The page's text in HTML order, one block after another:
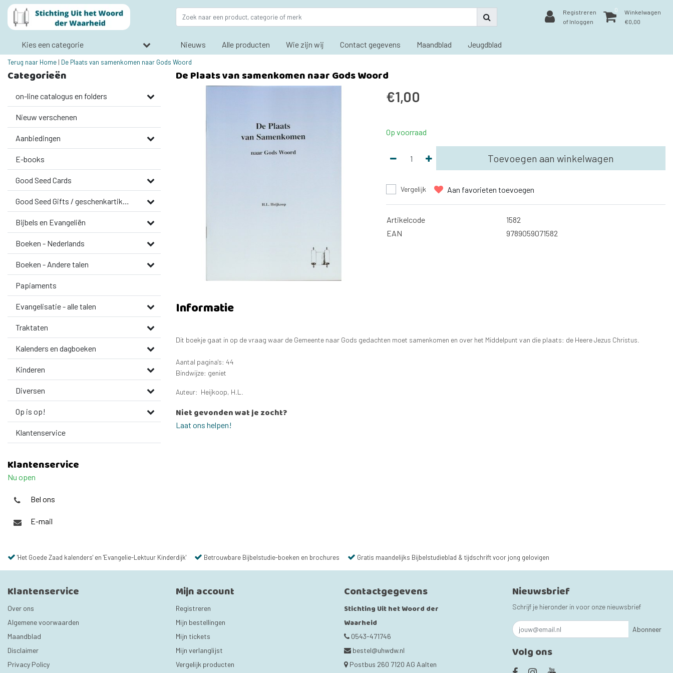
Registreren
of Inloggen
0
Winkelwagen
€0,00
Kies een categorie Nieuws Alle producten Wie zijn wij Contact gegevens Maandblad Jeugdblad
Terug naar Home | De Plaats van samenkomen naar Gods Woord
Categorieën
on-line catalogus en folders
Nieuw verschenen
Aanbiedingen
E-books
Good Seed Cards
Good Seed Gifts / geschenkartikelen
Bijbels en Evangeliën
Boeken - Nederlands
Boeken - Andere talen
Papiaments
Evangelisatie - alle talen
Traktaten
Kalenders en dagboeken
Kinderen
Diversen
Op is op!
Klantenservice
Klantenservice
Nu open
Bel ons
E-mail
De Plaats van samenkomen naar Gods Woord
€1,00
Op voorraad
Toevoegen aan winkelwagen
Vergelijk Aan favorieten toevoegen
Artikelcode
1582
EAN
9789059071582
Informatie
Dit boekje gaat in op de vraag waar de Gemeente naar Gods gedachten moet samenkomen en over het Middelpunt van die plaats: de Heere Jezus Christus.
Aantal pagina's: 44
Bindwijze: geniet
Auteur: Heijkoop, H.L.
Niet gevonden wat je zocht?
Laat ons helpen!
'Het Goede Zaad kalenders' en 'Evangelie-Lektuur Kinderdijk' Betrouwbare Bijbelstudie-boeken en brochures Gratis maandelijks Bijbelstudieblad & tijdschrift voor jong gelovigen
Klantenservice
Over ons
Algemene voorwaarden
Maandblad
Disclaimer
Privacy Policy
Mijn account
Registreren
Mijn bestellingen
Mijn tickets
Mijn verlanglijst
Vergelijk producten
Contactgegevens
Stichting Uit het Woord der
Waarheid
0543-471746
bestel@uhwdw.nl
Postbus 260 7120 AG Aalten
Nieuwsbrief
Schrijf je hieronder in voor onze nieuwsbrief
Abonneer
Volg ons